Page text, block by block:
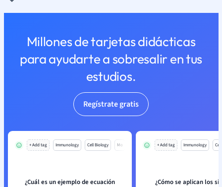
Millones de tarjetas didácticas
para ayudarte a sobresalir en tus
estudios.
Regístrate gratis
+ Add tag Immunology Cell Biology Mo
¿Cuál es un ejemplo de ecuación
+ Add tag Immunology
¿Cómo se aplican los